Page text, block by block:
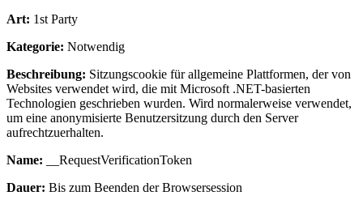
Art: 1st Party
Kategorie: Notwendig
Beschreibung: Sitzungscookie für allgemeine Plattformen, der von
Websites verwendet wird, die mit Microsoft .NET-basierten
Technologien geschrieben wurden. Wird normalerweise verwendet,
um eine anonymisierte Benutzersitzung durch den Server
aufrechtzuerhalten.
Name: __RequestVerificationToken
Dauer: Bis zum Beenden der Browsersession